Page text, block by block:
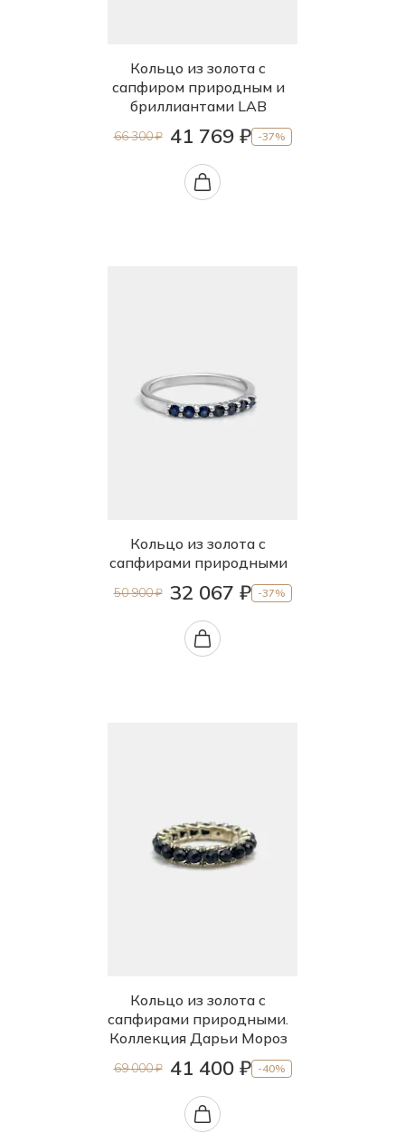
Кольцо из золота с
сапфиром природным и
бриллиантами LAB
66 300 ₽ 41 769 ₽ -37%
Кольцо из золота с
сапфирами природными
50 900 ₽ 32 067 ₽ -37%
Кольцо из золота с
сапфирами природными.
Коллекция Дарьи Мороз
69 000 ₽ 41 400 ₽ -40%